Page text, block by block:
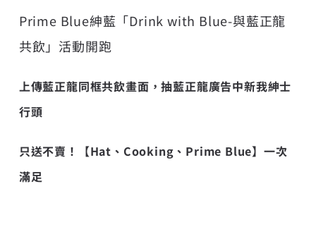
Prime Blue紳藍「Drink with Blue-與藍正龍
共飲」活動開跑
上傳藍正龍同框共飲畫面，抽藍正龍廣告中新我紳士
行頭
只送不賣！【Hat、Cooking、Prime Blue】一次
滿足